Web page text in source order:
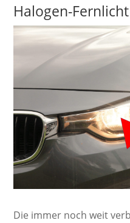
Halogen-Fernlicht
Die immer noch weit